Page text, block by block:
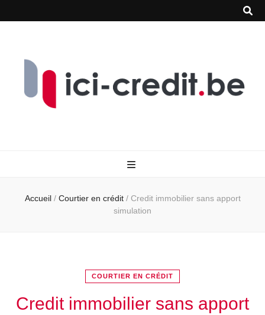
Accueil / Courtier en crédit / Credit immobilier sans apport
simulation
COURTIER EN CRÉDIT
Credit immobilier sans apport